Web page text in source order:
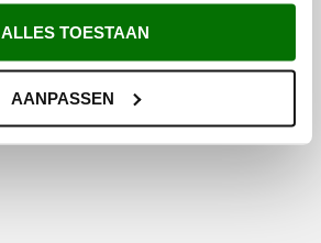
ALLES TOESTAAN
AANPASSEN